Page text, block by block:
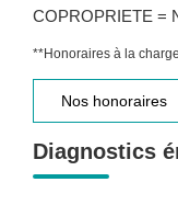
COPROPRIETE =
**Honoraires à la
Nos honoraires
Diagnostics